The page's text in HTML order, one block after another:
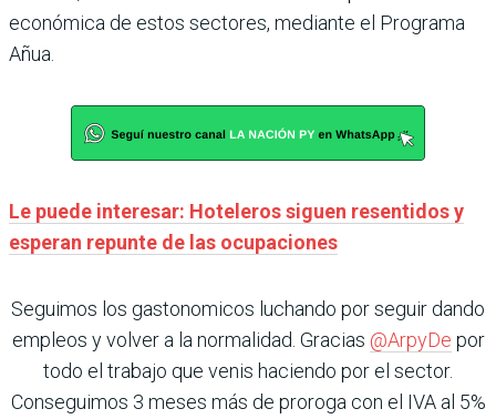
económica de estos sectores, mediante el Programa
Añua.
Le puede interesar: Hoteleros siguen resentidos y
esperan repunte de las ocupaciones
Seguimos los gastonomicos luchando por seguir dando
empleos y volver a la normalidad. Gracias @ArpyDe por
todo el trabajo que venis haciendo por el sector.
Conseguimos 3 meses más de proroga con el IVA al 5%